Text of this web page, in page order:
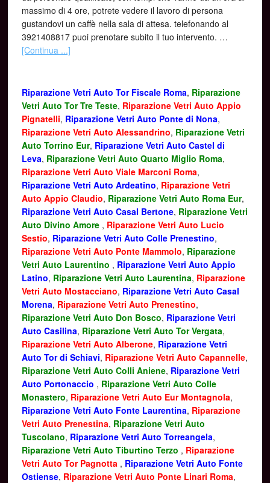
massimo di 4 ore, potrete vedere il lavoro di persona
gustandovi un caffè nella sala di attesa. telefonando al
3921408817 puoi prenotare subito il tuo intervento. …
[Continua ...]
Riparazione Vetri Auto Tor Fiscale Roma, Riparazione
Vetri Auto Tor Tre Teste, Riparazione Vetri Auto Appio
Pignatelli, Riparazione Vetri Auto Ponte di Nona,
Riparazione Vetri Auto Alessandrino, Riparazione Vetri
Auto Torrino Eur, Riparazione Vetri Auto Castel di
Leva, Riparazione Vetri Auto Quarto Miglio Roma,
Riparazione Vetri Auto Viale Marconi Roma,
Riparazione Vetri Auto Ardeatino, Riparazione Vetri
Auto Appio Claudio, Riparazione Vetri Auto Roma Eur,
Riparazione Vetri Auto Casal Bertone, Riparazione Vetri
Auto Divino Amore , Riparazione Vetri Auto Lucio
Sestio, Riparazione Vetri Auto Colle Prenestino,
Riparazione Vetri Auto Ponte Mammolo, Riparazione
Vetri Auto Laurentino , Riparazione Vetri Auto Appio
Latino, Riparazione Vetri Auto Laurentina, Riparazione
Vetri Auto Mostacciano, Riparazione Vetri Auto Casal
Morena, Riparazione Vetri Auto Prenestino,
Riparazione Vetri Auto Don Bosco, Riparazione Vetri
Auto Casilina, Riparazione Vetri Auto Tor Vergata,
Riparazione Vetri Auto Alberone, Riparazione Vetri
Auto Tor di Schiavi, Riparazione Vetri Auto Capannelle,
Riparazione Vetri Auto Colli Aniene, Riparazione Vetri
Auto Portonaccio , Riparazione Vetri Auto Colle
Monastero, Riparazione Vetri Auto Eur Montagnola,
Riparazione Vetri Auto Fonte Laurentina, Riparazione
Vetri Auto Prenestina, Riparazione Vetri Auto
Tuscolano, Riparazione Vetri Auto Torreangela,
Riparazione Vetri Auto Tiburtino Terzo , Riparazione
Vetri Auto Tor Pagnotta , Riparazione Vetri Auto Fonte
Ostiense, Riparazione Vetri Auto Ponte Linari Roma,